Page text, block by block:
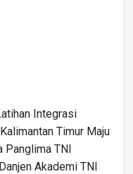
Integrasi
Timur Maju
Panglima TNI
Akademi TNI